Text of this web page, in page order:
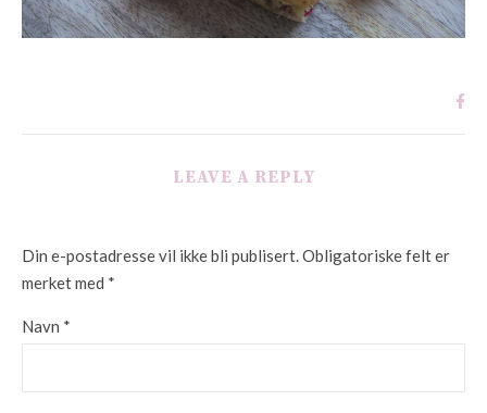
LEAVE A REPLY
Din e-postadresse vil ikke bli publisert.Obligatoriske felt er
merket med *
Navn *